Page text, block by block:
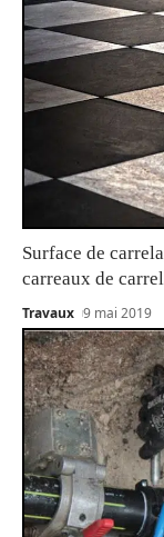
Surface de
carreaux de
Travaux 9 mai 2019